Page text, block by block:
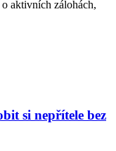
aktivních zálohách,
si nepřítele bez